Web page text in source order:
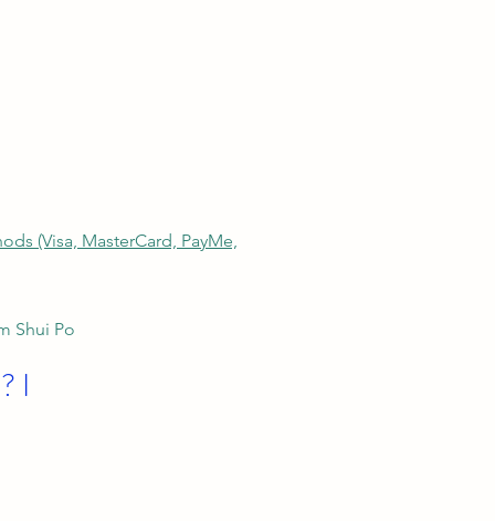
(Visa, MasterCard, PayMe,
Shui Po
I